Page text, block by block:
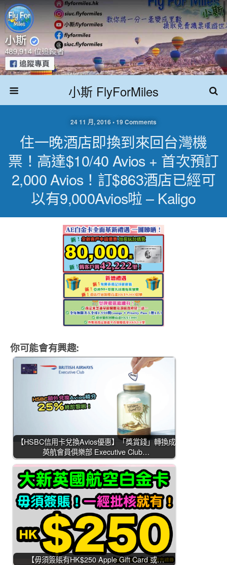
小斯 FlyForMiles
24 11 月, 2016 • 19 Comments
住一晚酒店即換到來回台灣機
票！高達$10/40 Avios + 首次預訂
2,000 Avios！訂$863酒店已經可
以有9,000Avios啦 – Kaligo
你可能會有興趣:
【HSBC信用卡兌換Avios優惠】「獎賞錢」轉換成
英航會員俱樂部 Executive Club…
【毋須簽賬有HK$250 Apple Gift Card 或…